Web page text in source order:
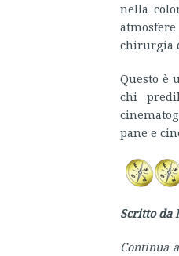
nella
chirurgia
Questo è
chi
pane e
Scritto da
Continua